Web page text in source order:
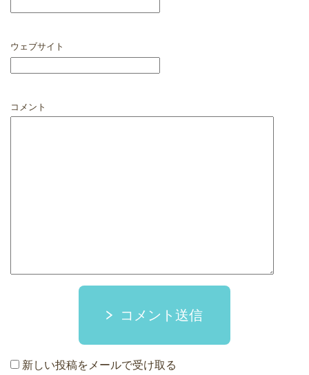
ウェブサイト
コメント
コメント送信
新しい投稿をメールで受け取る